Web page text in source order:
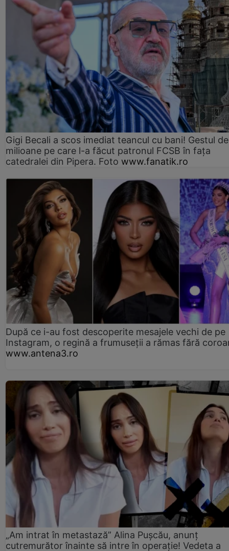
Gigi Becali a scos imediat teancul cu bani! Gestul de
milioane pe care l-a făcut patronul FCSB în fața
catedralei din Pipera. Foto www.fanatik.ro
După ce i-au fost descoperite mesajele vechi de pe
Instagram, o regină a frumuseții a rămas fără
www.antena3.ro
„Am intrat în metastază” Alina Pușcău, anunț
cutremurător înainte să intre în operație! Vedeta a